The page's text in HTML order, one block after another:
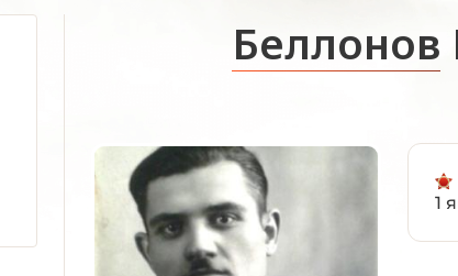
Беллонов
1